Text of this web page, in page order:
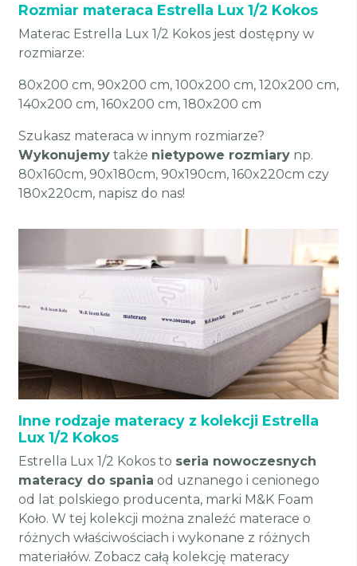
Rozmiar materaca Estrella Lux 1/2 Kokos
Materac Estrella Lux 1/2 Kokos jest dostępny w
rozmiarze:
80x200 cm, 90x200 cm, 100x200 cm, 120x200 cm,
140x200 cm, 160x200 cm, 180x200 cm
Szukasz materaca w innym rozmiarze?
Wykonujemy także nietypowe rozmiary np.
80x160cm, 90x180cm, 90x190cm, 160x220cm czy
180x220cm, napisz do nas!
Inne rodzaje materacy z kolekcji Estrella
Lux 1/2 Kokos
Estrella Lux 1/2 Kokos to seria nowoczesnych
materacy do spania od uznanego i cenionego
od lat polskiego producenta, marki M&K Foam
Koło. W tej kolekcji można znaleźć materace o
różnych właściwościach i wykonane z różnych
materiałów. Zobacz całą kolekcję materacy